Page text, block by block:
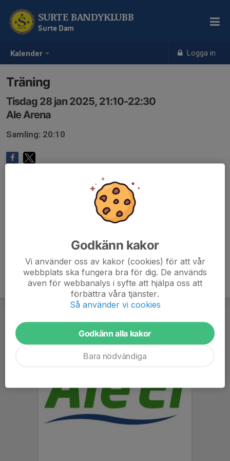
Kalender Logga in
SURTE BANDYKLUBB
Surte Dam
Träning
Tisdag 28 jan 2025, 21:10-22:30
Ale Arena
Samling: 20:10
Godkänn kakor
Vi använder oss av kakor (cookies) för att vår
webbplats ska fungera bra för dig. De används
även för webbanalys i syfte att hjälpa oss att
förbättra våra tjänster.
Så använder vi cookies
Godkänn alla kakor
Bara nödvändiga